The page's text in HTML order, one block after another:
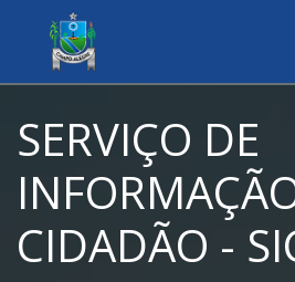
SERVIÇO DE
CIDADÃO -